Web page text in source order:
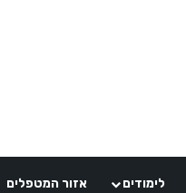
לימודים אזור המטפלים